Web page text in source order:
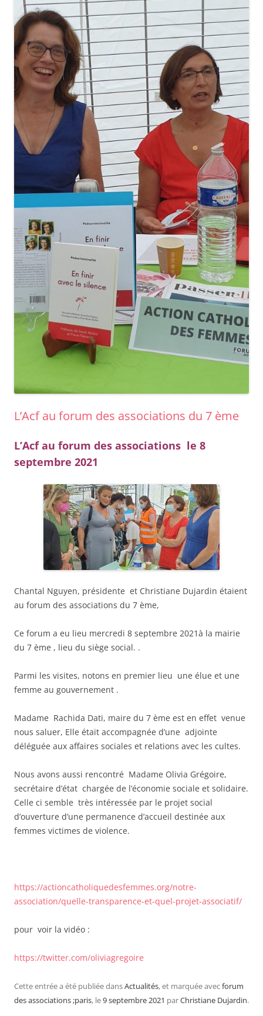
L’Acf au forum des associations du 7 ème
L’Acf au forum des associations le 8
septembre 2021
Chantal Nguyen, présidente et Christiane Dujardin étaient
au forum des associations du 7 ème,
Ce forum a eu lieu mercredi 8 septembre 2021à la mairie
du 7 ème , lieu du siège social. .
Parmi les visites, notons en premier lieu une élue et une
femme au gouvernement .
Madame Rachida Dati, maire du 7 ème est en effet venue
nous saluer, Elle était accompagnée d’une adjointe
déléguée aux affaires sociales et relations avec les cultes.
Nous avons aussi rencontré Madame Olivia Grégoire,
secrétaire d’état chargée de l’économie sociale et solidaire.
Celle ci semble très intéressée par le projet social
d’ouverture d’une permanence d’accueil destinée aux
femmes victimes de violence.
https://actioncatholiquedesfemmes.org/notre-
association/quelle-transparence-et-quel-projet-associatif/
pour voir la vidéo :
https://twitter.com/oliviagregoire
Cette entrée a été publiée dansActualités, et marquée avecforum
des associations ;paris, le9 septembre 2021 parChristiane Dujardin.